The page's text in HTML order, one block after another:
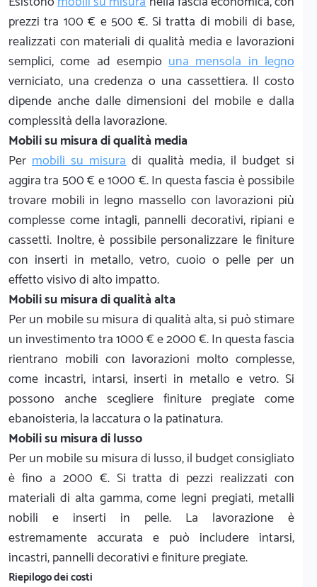
prezzi tra 100 € e 500 €. Si tratta di mobili di base,
realizzati con materiali di qualità media e lavorazioni
semplici, come ad esempiouna mensola in legno
verniciato, una credenza o una cassettiera. Il costo
dipende anche dalle dimensioni del mobile e dalla
complessità della lavorazione.
Mobili su misura di qualità media
Permobili su misuradi qualità media, il budget si
aggira tra 500 € e 1000 €. In questa fascia è possibile
trovare mobili in legno massello con lavorazioni più
complesse come intagli, pannelli decorativi, ripiani e
cassetti. Inoltre, è possibile personalizzare le finiture
con inserti in metallo, vetro, cuoio o pelle per un
effetto visivo di alto impatto.
Mobili su misura di qualità alta
Per un mobile su misura di qualità alta, si può stimare
un investimento tra 1000 € e 2000 €. In questa fascia
rientrano mobili con lavorazioni molto complesse,
come incastri, intarsi, inserti in metallo e vetro. Si
possono anche scegliere finiture pregiate come
ebanoisteria, la laccatura o la patinatura.
Mobili su misura di lusso
Per un mobile su misura di lusso, il budget consigliato
è fino a 2000 €. Si tratta di pezzi realizzati con
materiali di alta gamma, come legni pregiati, metalli
nobili e inserti in pelle. La lavorazione è
estremamente accurata e può includere intarsi,
incastri, pannelli decorativi e finiture pregiate.
Riepilogo dei costi